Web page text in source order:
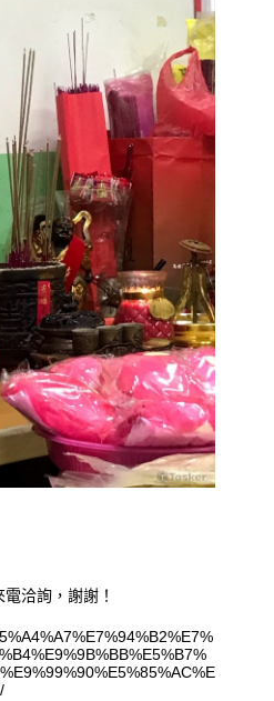
洽詢，謝謝！